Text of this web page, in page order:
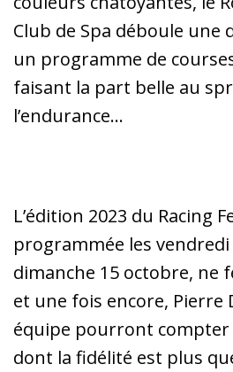
Club de Spa déboule une
un programme de
faisant la part belle au
l’endurance…
L’édition 2023 du Racing
programmée les vendredi
dimanche 15 octobre, ne
et une fois encore, Pierre
équipe pourront compter
dont la fidélité est plus